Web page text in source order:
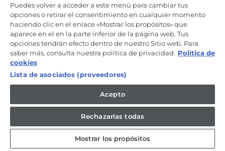
Ahorra €120
OFERTA | SUMMERSALES
Puedes volver a acceder a este menú para cambiar tus
opciones o retirar el consentimiento en cualquier momento
haciendo clic en el enlace «Mostrar los propósitos» que
aparece en el en la parte inferior de la página web. Tus
opciones tendrán efecto dentro de nuestro Sitio web. Para
saber más, consulta nuestra política de privacidad. Polìtica de
cookies
Lista de asociados (proveedores)
Acepto
Rechazarlas todas
Mostrar los propósitos